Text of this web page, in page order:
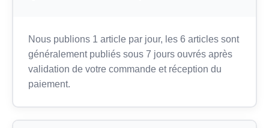
Nous publions 1 article par jour, les 6 articles sont
généralement publiés sous 7 jours ouvrés après
validation de votre commande et réception du
paiement.